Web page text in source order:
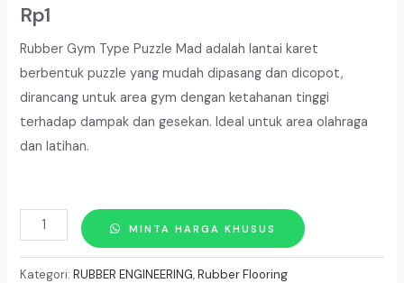
Rp1
Rubber Gym Type Puzzle Mad adalah lantai karet
berbentuk puzzle yang mudah dipasang dan dicopot,
dirancang untuk area gym dengan ketahanan tinggi
terhadap dampak dan gesekan. Ideal untuk area olahraga
dan latihan.
Kuantitas
RUBBER
GYM
MINTA HARGA KHUSUS
Kategori:RUBBER ENGINEERING,Rubber Flooring